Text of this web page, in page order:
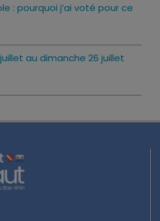
: pourquoi j’ai voté pour ce
au dimanche 26 juillet